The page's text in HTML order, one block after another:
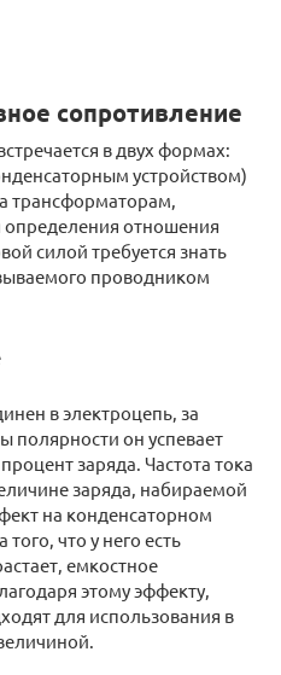
сопротивление
в двух формах:
устройством)
трансформаторам,
отношения
силой требуется знать
проводником
в электроцепь, за
полярности он успевает
заряда. Частота тока
заряда, набираемой
на конденсаторном
что у него есть
емкостное
этому эффекту,
для использования в